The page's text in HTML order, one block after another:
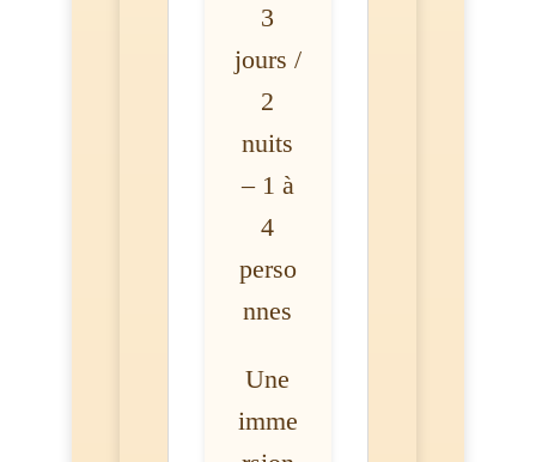
3
jours /
2
nuits
– 1 à
4
perso
nnes
Une
imme